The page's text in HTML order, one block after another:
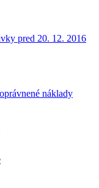
pred 20. 12. 2016
náklady